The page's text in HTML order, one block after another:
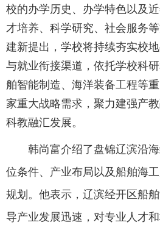
校的办学历史、办学特色以及
才培养、科学研究、社会服务
建新提出，学校将持续夯实校
与就业衔接渠道，依托学校科
舶智能制造、海洋装备工程等
家重大战略需求，聚力建强产
科教融汇发展。
韩尚富介绍了盘锦辽滨沿
位条件、产业布局以及船舶海
规划。他表示，辽滨经开区船
导产业发展迅速，对专业人才